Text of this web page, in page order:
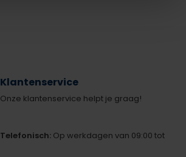
Klantenservice
Onze klantenservice helpt je graag!
Telefonisch: Op werkdagen van 09:00 tot